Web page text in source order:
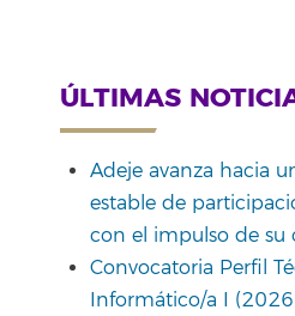
ÚLTIMAS
Adeje avanza hacia
estable de
con el impulso de su
Convocatoria Perfil
Informático/a I